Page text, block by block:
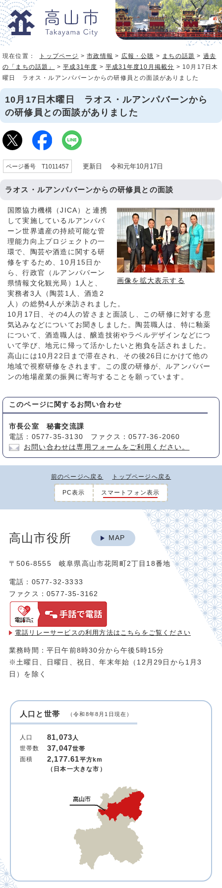
現在位置： トップページ >市政情報 > 広報・公聴 > まちの話題 > 過去
の「まちの話題」
>平成31年度 >平成31年度10月掲載分 > 10月17日木
曜日 ラオス・ルアンパバーンからの研修員との面談がありました
10月17日木曜日 ラオス・ルアンパバーンから
の研修員との面談がありました
ページ番号 T1011457 更新日 令和元年10月17日
ラオス・ルアンパバーンからの研修員との面談
画像を拡大表示する
国際協力機構（JICA）と連携
して実施しているルアンパバ
ーン世界遺産の持続可能な管
理能力向上プロジェクトの一
環で、陶芸や酒造に関する研
修をするため、10月15日か
ら、行政官（ルアンパバーン
県情報文化観光局）1人と、
実務者3人（陶芸1人、酒造2
人）の総勢4人が来訪されました。
10月17日、その4人の皆さまと面談し、この研修に対する意
気込みなどについてお聞きしました。陶芸職人は、特に釉薬
について、酒造職人は、醸造技術やラベルデザインなどにつ
いて学び、地元に帰って活かしたいと抱負を話されました。
高山には10月22日まで滞在され、その後26日にかけて他の
地域で視察研修をされます。この度の研修が、ルアンパバー
ンの地場産業の振興に寄与することを願っています。
このページに関する お問い合わせ
市長公室 秘書交流課
電話：0577-35-3130 ファクス：0577-36-2060
お問い合わせは専用フォームをご利用ください。
前のページへ戻る トップページへ戻る
PC表示 スマートフォン表示
高山市役所 MAP
〒506-8555 岐阜県高山市花岡町2丁目18番地
電話：0577-32-3333
ファクス：0577-35-3162
電話リレーサービスの利用方法は こちらをご覧ください
業務時間：平日午前8時30分から午後5時15分
※土曜日、日曜日、祝日、年末年始（12月29日から1月3
日）を除く
人口と世帯 （令和8年8月1日現在）
人口 81,073人
世帯数
37,047世帯
面積
2,177.61平方km
（日本一大きな市）